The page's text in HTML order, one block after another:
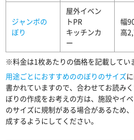
ジャンボの
ぼり
屋外イベン
トPR
キッチンカ
ー
幅
高
※料金は1枚あたりの価格を記載してい
用途ごとにおすすめののぼりのサイズ
書かれていますので、合わせてお読み
ぼりの作成をお考えの方は、施設やイ
のサイズに規制がある場合があるため
成するようにしてください。